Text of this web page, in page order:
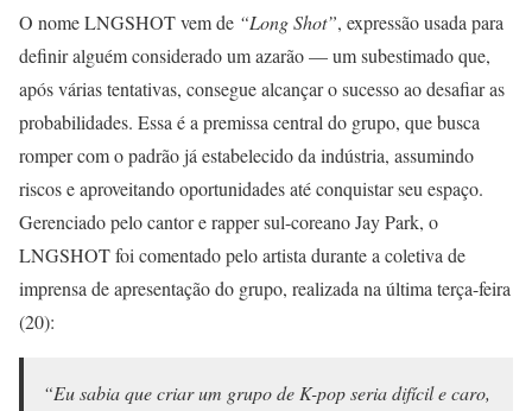
O nome LNGSHOT vem de “Long Shot”, expressão usada para
definir alguém considerado um azarão — um subestimado que,
após várias tentativas, consegue alcançar o sucesso ao desafiar as
probabilidades. Essa é a premissa central do grupo, que busca
romper com o padrão já estabelecido da indústria, assumindo
riscos e aproveitando oportunidades até conquistar seu espaço.
Gerenciado pelo cantor e rapper sul-coreano Jay Park, o
LNGSHOT foi comentado pelo artista durante a coletiva de
imprensa de apresentação do grupo, realizada na última terça-feira
(20):
“Eu sabia que criar um grupo de K-pop seria difícil e caro,